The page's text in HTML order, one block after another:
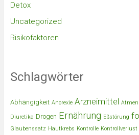
Detox
Uncategorized
Risikofaktoren
Schlagwörter
Abhängigkeit Anorexie Arzneimittel Atmen
Diuretika Drogen Ernährung Eßstörung
Glaubenssatz Hautkrebs Kontrolle Kontrollverlust